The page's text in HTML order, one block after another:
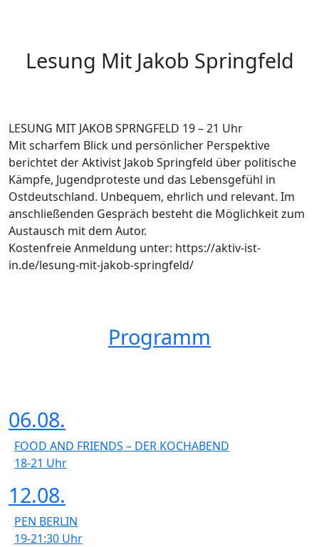
contentLesung Mit Jakob Springfeld
LESUNG MIT JAKOB SPRNGFELD 19 – 21 Uhr
Mit scharfem Blick und persönlicher Perspektive
berichtet der Aktivist Jakob Springfeld über politische
Kämpfe, Jugendproteste und das Lebensgefühl in
Ostdeutschland. Unbequem, ehrlich und relevant. Im
anschließenden Gespräch besteht die Möglichkeit zum
Austausch mit dem Autor.
Kostenfreie Anmeldung unter: https://aktiv-ist-
in.de/lesung-mit-jakob-springfeld/
Programm
06.08.
FOOD AND FRIENDS – DER KOCHABEND
18-21 Uhr
12.08.
PEN BERLIN
19-21:30 Uhr